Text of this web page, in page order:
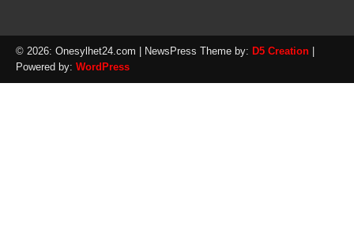
© 2026: Onesylhet24.com | NewsPress Theme by: D5 Creation
Powered by: WordPress